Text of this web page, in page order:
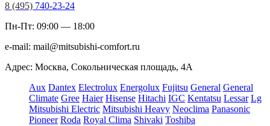
8 (495) 740-23-24
Пн-Пт: 09:00 — 18:00
e-mail: mail@mitsubishi-comfort.ru
Адрес: Москва, Сокольническая площадь, 4А
Aux Dantex Electrolux Energolux Fujitsu General General
Climate Gree Haier Hisense Hitachi IGC Kentatsu Lessar Lg
Mitsubishi Electric Mitsubishi Heavy Neoclima Panasonic
Pioneer Roda Royal Clima Shivaki Toshiba